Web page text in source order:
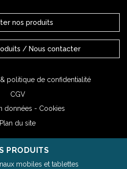
nos produits
/ Nous contacter
PRODUITS
mobiles et tablettes
politique de confidentialité
CGV
données - Cookies
Plan du site